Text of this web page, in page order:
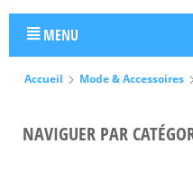
MENU
Accueil Mode & Accessoires
NAVIGUER PAR